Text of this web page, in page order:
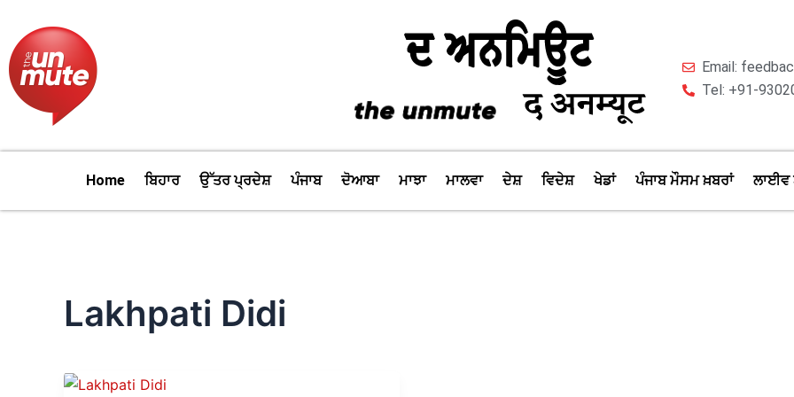
content
Email:
Tel: +91-
Home ਬਿਹਾਰ ਉੱਤਰ ਪ੍ਰਦੇਸ਼ ਪੰਜਾਬ ਦੋਆਬਾ ਮਾਝਾ ਮਾਲਵਾ ਦੇਸ਼ ਵਿਦੇਸ਼ ਖੇਡਾਂ ਪੰਜਾਬ ਮੌਸਮ ਖ਼ਬਰਾਂ ਲਾਈਵ
Lakhpati Didi